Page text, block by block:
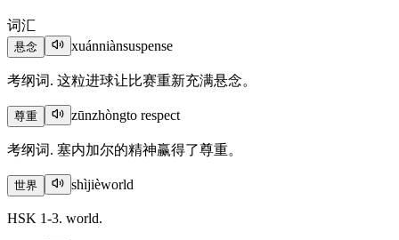
词汇
悬念 xuánniànsuspense
考纲词. 这粒进球让比赛重新充满悬念。
尊重 zūnzhòngto respect
考纲词. 塞内加尔的精神赢得了尊重。
世界 shìjièworld
HSK 1-3. world.